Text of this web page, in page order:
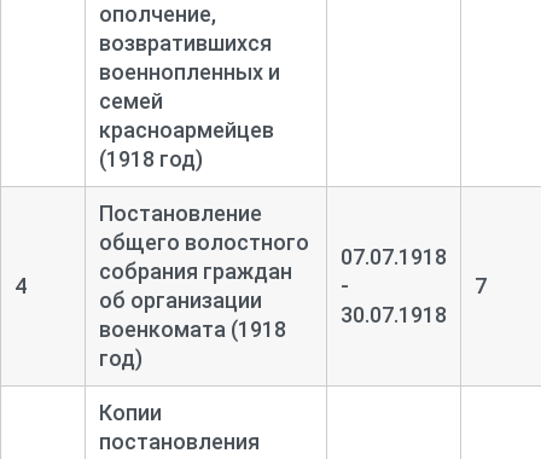
ополчение,
возвратившихся
военнопленных и
семей
красноармейцев
(1918 год)
4
Постановление
общего волостного
собрания граждан
об организации
военкомата (1918
год)
07.07.1918
-
30.07.1918
7
Копии
постановления